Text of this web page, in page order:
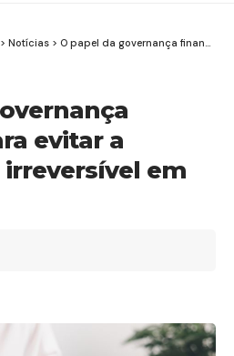
> Notícias > O papel da governança financeira para evitar a deterioração irreversível em dias de crise
evitar a
em